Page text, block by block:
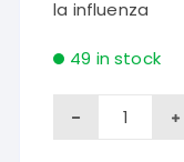
la influenza
49 in stock